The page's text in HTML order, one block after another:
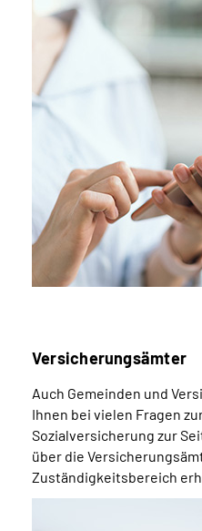
Versicherungsämter
Auch Gemeinden und
Ihnen bei vielen Fragen
Sozialversicherung zur
über die
Zuständigkeitsbereich